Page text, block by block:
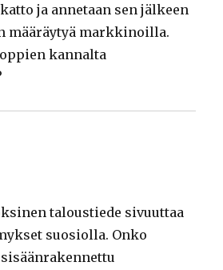
ja annetaan sen jälkeen
määräytyä markkinoilla.
kannalta
taloustiede sivuuttaa
suosiolla. Onko